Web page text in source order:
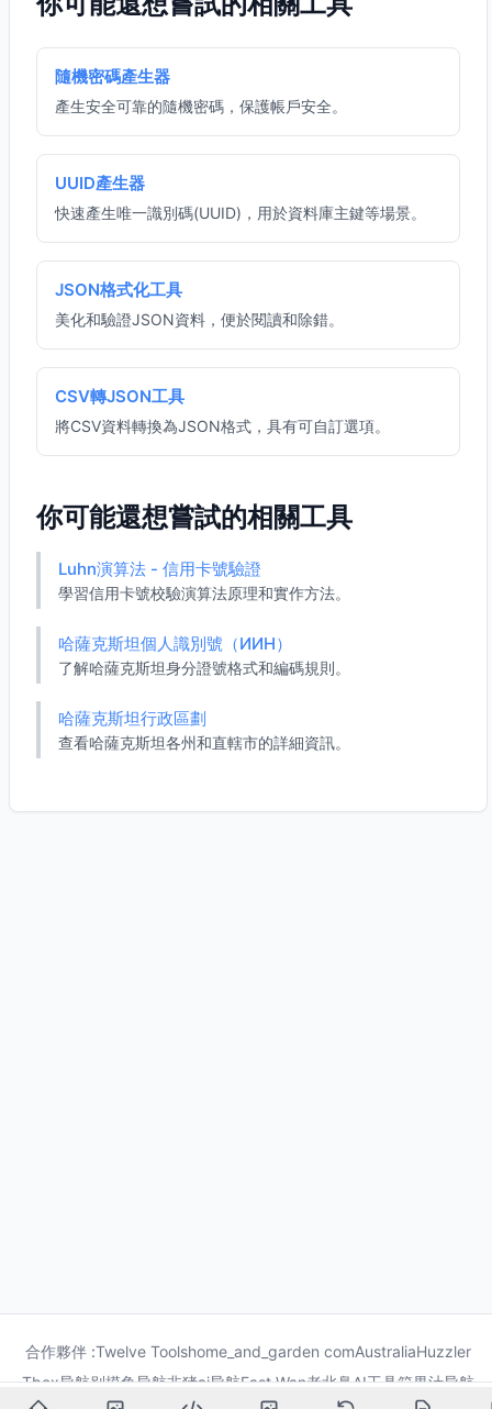
隨機密碼產生器
產生安全可靠的隨機密碼，保護帳戶安全。
UUID產生器
快速產生唯一識別碼(UUID)，用於資料庫主鍵等場景。
JSON格式化工具
美化和驗證JSON資料，便於閱讀和除錯。
CSV轉JSON工具
將CSV資料轉換為JSON格式，具有可自訂選項。
你可能還想嘗試的相關工具
Luhn演算法 - 信用卡號驗證
學習信用卡號校驗演算法原理和實作方法。
哈薩克斯坦個人識別號（ИИН）
了解哈薩克斯坦身分證號格式和編碼規則。
哈薩克斯坦行政區劃
查看哈薩克斯坦各州和直轄市的詳細資訊。
合作夥伴 :Twelve Toolshome_and_garden comAustraliaHuzzler
Tbox导航别摸鱼导航非猪ai导航Fast Wan老北鼻AI工具箱果汁导航
龙喵导航